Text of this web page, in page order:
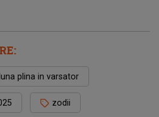
luna plina in varsator
zodii